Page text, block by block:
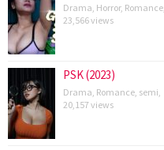
Drama Horror, Romance
23,566 views
PSK (2023)
Drama Romance semi
20,157 views